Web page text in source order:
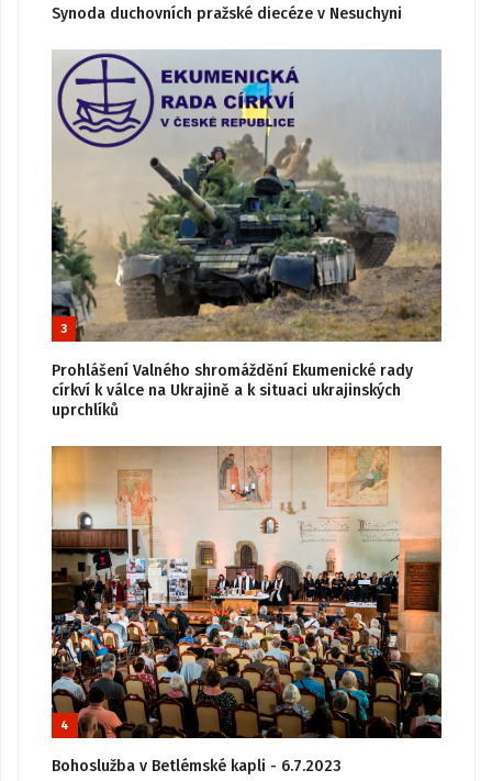
Synoda duchovních pražské diecéze v Nesuchyni
3
Prohlášení Valného shromáždění Ekumenické rady
církví k válce na Ukrajině a k situaci ukrajinských
uprchlíků
4
Bohoslužba v Betlémské kapli - 6.7.2023